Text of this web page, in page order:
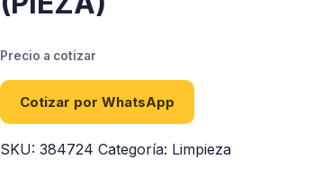
Precio a cotizar
Cotizar por WhatsApp
SKU:384724 Categoría: Limpieza